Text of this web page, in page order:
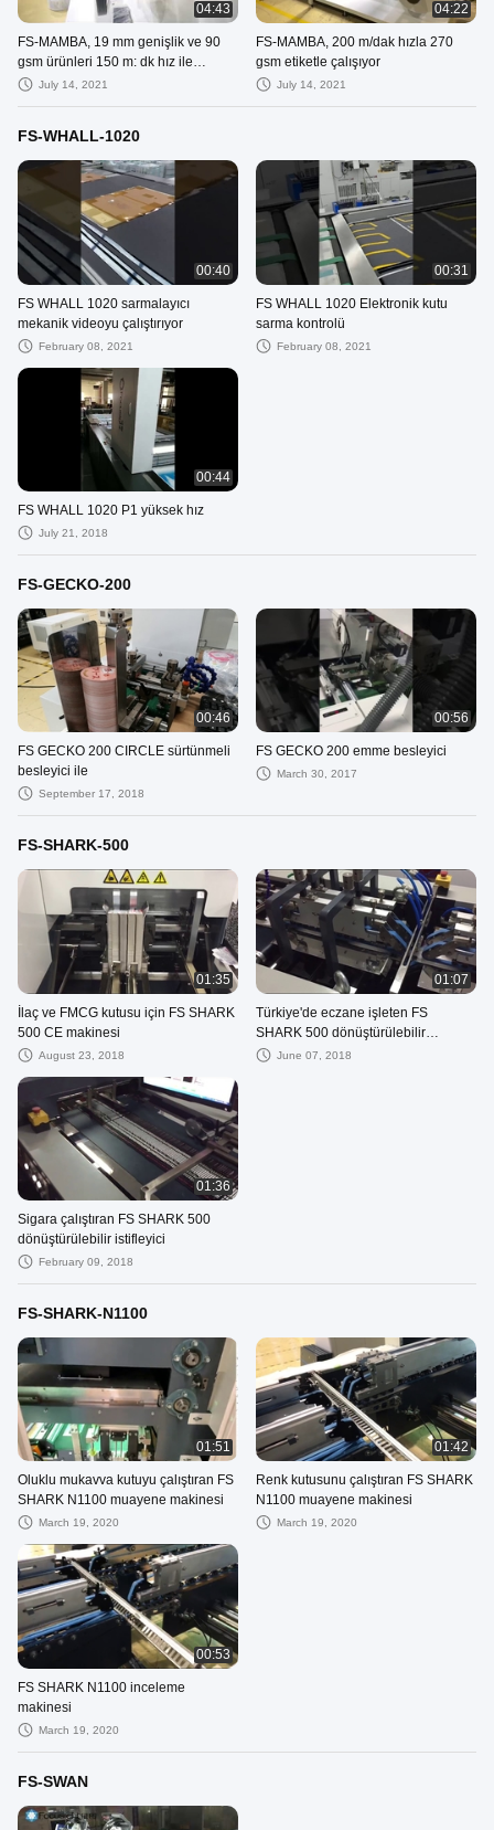
04:43
FS-MAMBA, 19 mm genişlik ve 90
gsm ürünleri 150 m: dk hız ile
çalıştırıyor.mp4
July 14, 2021
04:22
FS-MAMBA, 200 m/dak hızla 270
gsm etiketle çalışıyor
July 14, 2021
FS-WHALL-1020
00:40
FS WHALL 1020 sarmalayıcı
mekanik videoyu çalıştırıyor
February 08, 2021
00:31
FS WHALL 1020 Elektronik kutu
sarma kontrolü
February 08, 2021
00:44
FS WHALL 1020 P1 yüksek hız
July 21, 2018
FS-GECKO-200
00:46
FS GECKO 200 CIRCLE sürtünmeli
besleyici ile
September 17, 2018
00:56
FS GECKO 200 emme besleyici
March 30, 2017
FS-SHARK-500
01:35
İlaç ve FMCG kutusu için FS SHARK
500 CE makinesi
August 23, 2018
01:07
Türkiye'de eczane işleten FS
SHARK 500 dönüştürülebilir
istifleyici
June 07, 2018
01:36
Sigara çalıştıran FS SHARK 500
dönüştürülebilir istifleyici
February 09, 2018
FS-SHARK-N1100
01:51
Oluklu mukavva kutuyu çalıştıran FS
SHARK N1100 muayene makinesi
March 19, 2020
01:42
Renk kutusunu çalıştıran FS SHARK
N1100 muayene makinesi
March 19, 2020
00:53
FS SHARK N1100 inceleme
makinesi
March 19, 2020
FS-SWAN